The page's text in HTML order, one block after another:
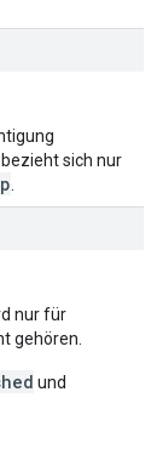
sich nur
nur für
gehören.
und